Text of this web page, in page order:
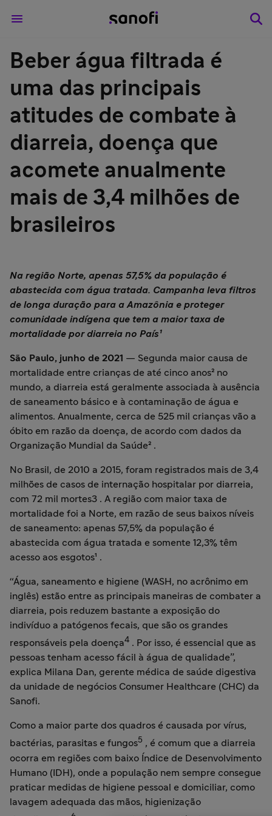
Beber água filtrada é
uma das principais
atitudes de combate à
diarreia, doença que
acomete anualmente
mais de 3,4 milhões de
brasileiros
Na região Norte, apenas 57,5% da população é
abastecida com água tratada. Campanha leva filtros
de longa duração para a Amazônia e proteger
comunidade indígena que tem a maior taxa de
mortalidade por diarreia no País¹
São Paulo, junho de 2021 — Segunda maior causa de
mortalidade entre crianças de até cinco anos² no
mundo, a diarreia está geralmente associada à ausência
de saneamento básico e à contaminação de água e
alimentos. Anualmente, cerca de 525 mil crianças vão a
óbito em razão da doença, de acordo com dados da
Organização Mundial da Saúde² .
No Brasil, de 2010 a 2015, foram registrados mais de 3,4
milhões de casos de internação hospitalar por diarreia,
com 72 mil mortes3 . A região com maior taxa de
mortalidade foi a Norte, em razão de seus baixos níveis
de saneamento: apenas 57,5% da população é
abastecida com água tratada e somente 12,3% têm
acesso aos esgotos¹ .
“Água, saneamento e higiene (WASH, no acrônimo em
inglês) estão entre as principais maneiras de combater a
diarreia, pois reduzem bastante a exposição do
indivíduo a patógenos fecais, que são os grandes
responsáveis pela doença4 . Por isso, é essencial que as
pessoas tenham acesso fácil à água de qualidade”,
explica Milana Dan, gerente médica de saúde digestiva
da unidade de negócios Consumer Healthcare (CHC) da
Sanofi.
Como a maior parte dos quadros é causada por vírus,
bactérias, parasitas e fungos5 , é comum que a diarreia
ocorra em regiões com baixo Índice de Desenvolvimento
Humano (IDH), onde a população nem sempre consegue
praticar medidas de higiene pessoal e domiciliar, como
lavagem adequada das mãos, higienização